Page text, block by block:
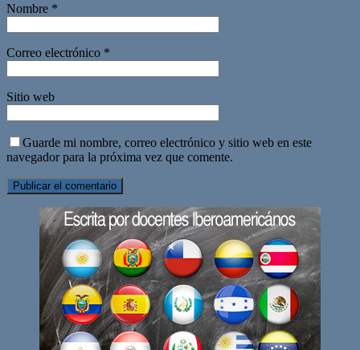
Nombre *
Correo electrónico *
Sitio web
Guarde mi nombre, correo electrónico y sitio web en este
navegador para la próxima vez que comente.